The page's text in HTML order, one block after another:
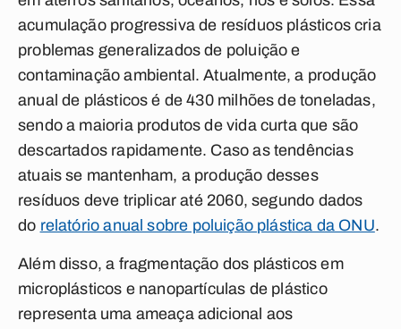
acumulação progressiva de resíduos plásticos cria
problemas generalizados de poluição e
contaminação ambiental. Atualmente, a produção
anual de plásticos é de 430 milhões de toneladas,
sendo a maioria produtos de vida curta que são
descartados rapidamente. Caso as tendências
atuais se mantenham, a produção desses
resíduos deve triplicar até 2060, segundo dados
do relatório anual sobre poluição plástica da ONU.
Além disso, a fragmentação dos plásticos em
microplásticos e nanopartículas de plástico
representa uma ameaça adicional aos